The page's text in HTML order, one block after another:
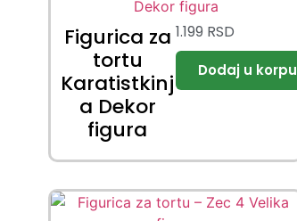
Figurica za
tortu
Karatistkinj
a Dekor
figura
1.199 RSD